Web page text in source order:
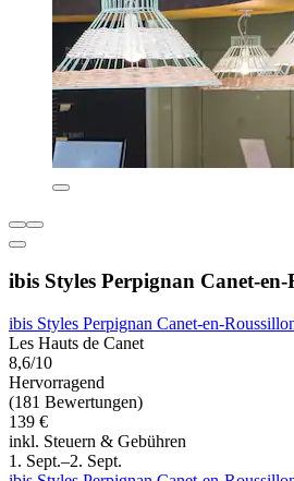
ibis Styles Perpignan Canet-en-
ibis Styles Perpignan Canet-en-
Les Hauts de Canet
8,6/10
Hervorragend
(181 Bewertungen)
139 €
inkl. Steuern & Gebühren
1. Sept.–2. Sept.